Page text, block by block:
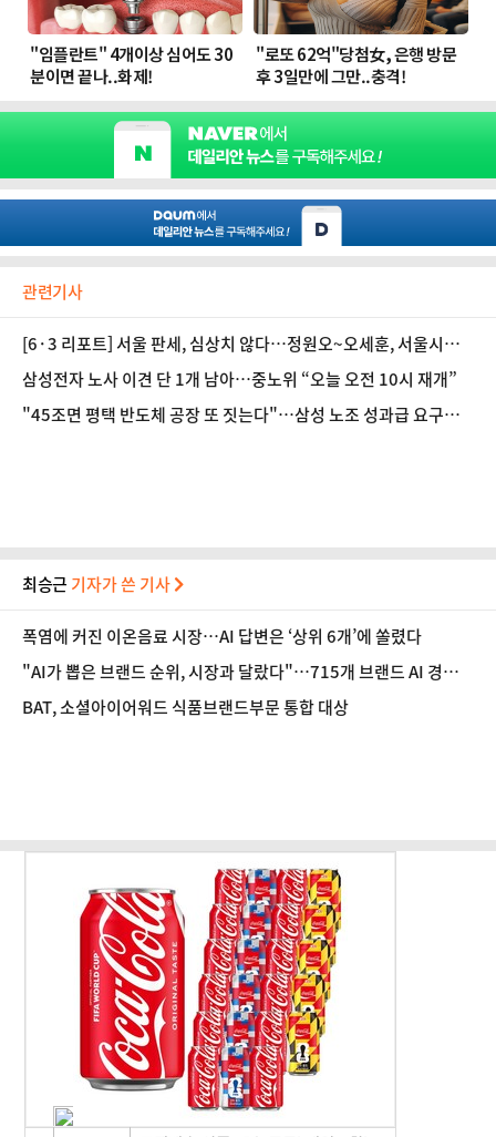
관련기사
[6·3 리포트] 서울 판세, 심상치 않다…정원오~오세훈, 서울시장
은 누구 손에?
삼성전자 노사 이견 단 1개 남아…중노위 “오늘 오전 10시 재개”
"45조면 평택 반도체 공장 또 짓는다"…삼성 노조 성과급 요구액
최승근 기자가 쓴 기사
폭염에 커진 이온음료 시장…AI 답변은 ‘상위 6개’에 쏠렸다
"AI가 뽑은 브랜드 순위, 시장과 달랐다"…715개 브랜드 AI 경쟁력
공개
BAT, 소셜아이어워드 식품브랜드부문 통합 대상